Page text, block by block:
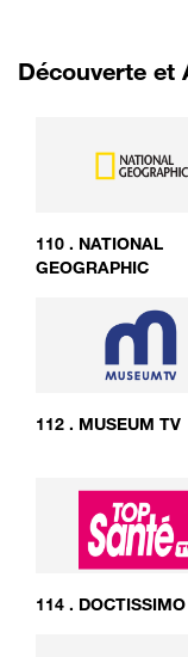
Découverte et
110 . NATIONAL
GEOGRAPHIC
112 . MUSEUM TV
114 .